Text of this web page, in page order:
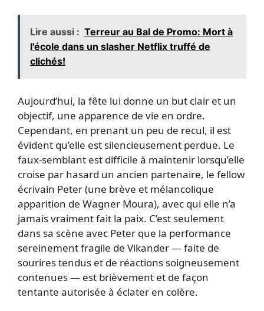
Lire aussi : Terreur au Bal de Promo: Mort à
l'école dans un slasher Netflix truffé de
clichés!
Aujourd’hui, la fête lui donne un but clair et un
objectif, une apparence de vie en ordre.
Cependant, en prenant un peu de recul, il est
évident qu’elle est silencieusement perdue. Le
faux-semblant est difficile à maintenir lorsqu’elle
croise par hasard un ancien partenaire, le fellow
écrivain Peter (une brève et mélancolique
apparition de Wagner Moura), avec qui elle n’a
jamais vraiment fait la paix. C’est seulement
dans sa scène avec Peter que la performance
sereinement fragile de Vikander — faite de
sourires tendus et de réactions soigneusement
contenues — est brièvement et de façon
tentante autorisée à éclater en colère.